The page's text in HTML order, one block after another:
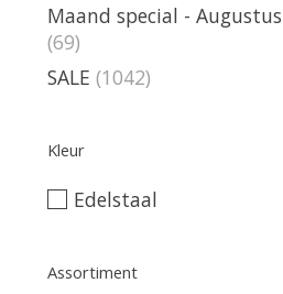
Maand special - Augustus
(69)
SALE (1042)
Kleur
Edelstaal
Assortiment